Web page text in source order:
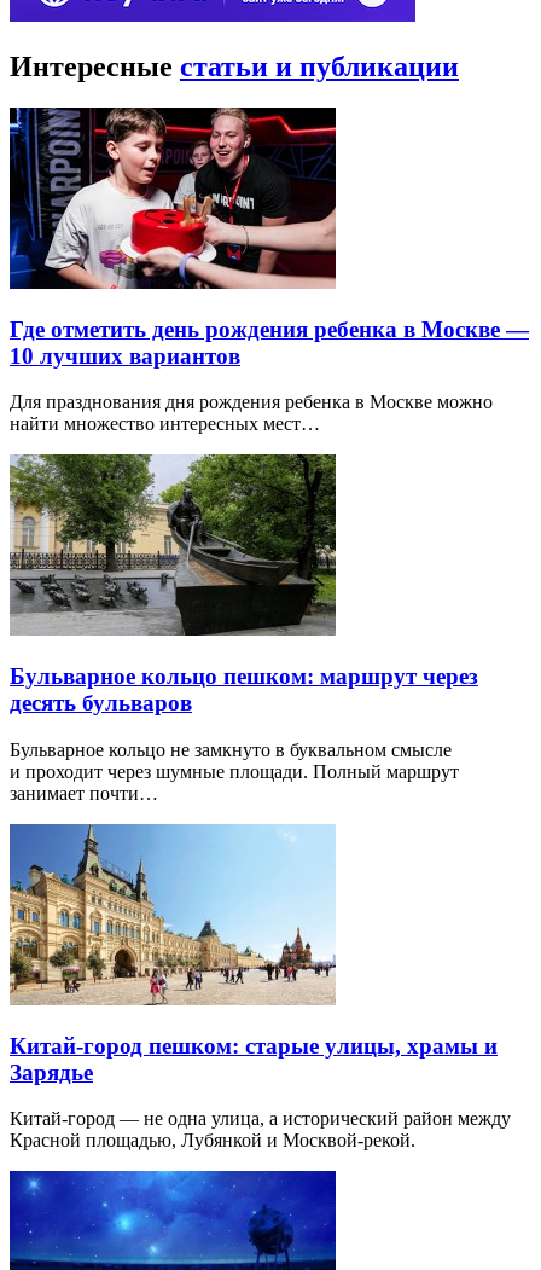
Интересные статьи и публикации
Где отметить день рождения ребенка в Москве —
10 лучших вариантов
Для празднования дня рождения ребенка в Москве можно
найти множество интересных мест…
Бульварное кольцо пешком: маршрут через
десять бульваров
Бульварное кольцо не замкнуто в буквальном смысле
и проходит через шумные площади. Полный маршрут
занимает почти…
Китай-город пешком: старые улицы, храмы и
Зарядье
Китай-город — не одна улица, а исторический район между
Красной площадью, Лубянкой и Москвой-рекой.